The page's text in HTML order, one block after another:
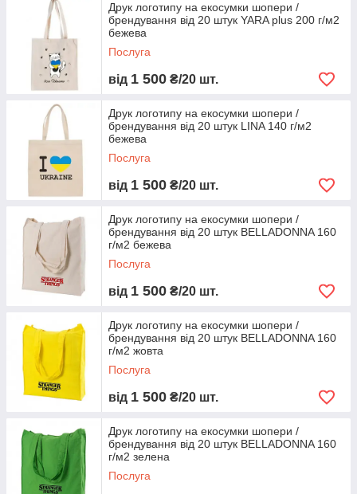
Друк логотипу на екосумки шопери /
брендування від 20 штук YARA plus 200 г/м2
бежева
Послуга
від 1 500 ₴/20 шт.
Друк логотипу на екосумки шопери /
брендування від 20 штук LINA 140 г/м2
бежева
Послуга
від 1 500 ₴/20 шт.
Друк логотипу на екосумки шопери /
брендування від 20 штук BELLADONNA 160
г/м2 бежева
Послуга
від 1 500 ₴/20 шт.
Друк логотипу на екосумки шопери /
брендування від 20 штук BELLADONNA 160
г/м2 жовта
Послуга
від 1 500 ₴/20 шт.
Друк логотипу на екосумки шопери /
брендування від 20 штук BELLADONNA 160
г/м2 зелена
Послуга